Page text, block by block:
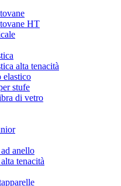
HT
alta tenacità
elastico
stufe
di vetro
anello
tenacità